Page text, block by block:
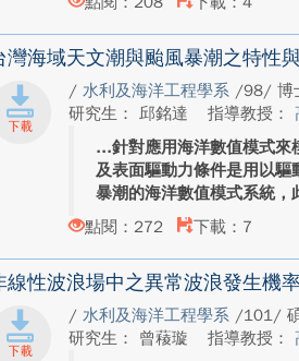
灣海域天文潮與颱風暴潮之特性
/水利及海洋工程學系 /98/ 博
研究生： 邱銘達
指導教授：
針對應用海洋數值模式來
及表面驅動力條件是用以驅
暴潮的海洋數值模式系統
點閱：272
下載：7
線性波浪場中之異常波浪發生機
/水利及海洋工程學系 /101/
研究生： 曾薐璇
指導教授：